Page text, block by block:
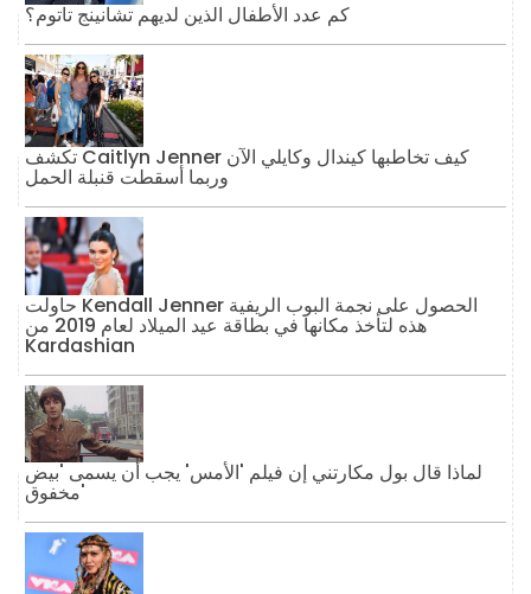
كم عدد الأطفال الذين لديهم تشانينج تاتوم؟
تكشف Caitlyn Jenner كيف تخاطبها كيندال وكايلي الآن
وربما أسقطت قنبلة الحمل
حاولت Kendall Jenner الحصول على نجمة البوب ​​الريفية
هذه لتأخذ مكانها في بطاقة عيد الميلاد لعام 2019 من
Kardashian
لماذا قال بول مكارتني إن فيلم 'الأمس' يجب أن يسمى 'بيض
مخفوق'